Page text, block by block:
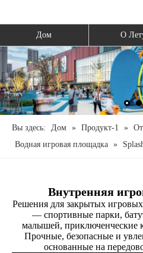
Дом О
Вы здесь: Дом » Продукт-1 »
Водная игровая площадка »
Внутренняя
Решения для закрытых
— спортивные парки,
малышей, приключенческие
Прочные, безопасные и
основанные на